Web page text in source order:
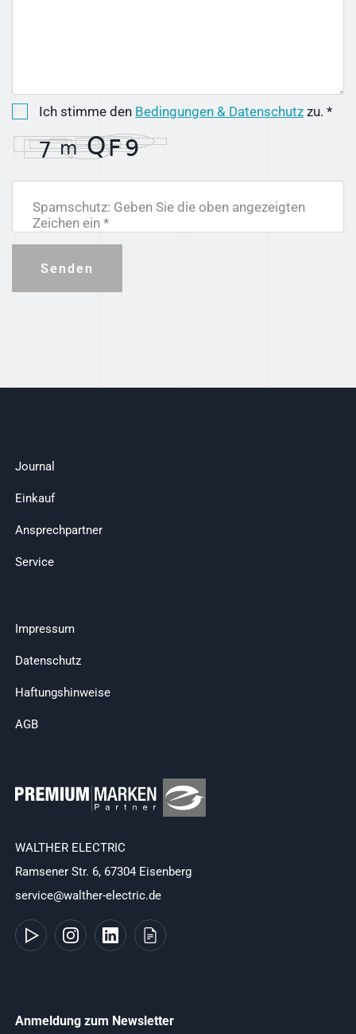
Ich stimme den Bedingungen & Datenschutz zu. *
Spamschutz: Geben Sie die oben angezeigten
Zeichen ein *
Senden
Journal
Einkauf
Ansprechpartner
Service
Impressum
Datenschutz
Haftungshinweise
AGB
WALTHER ELECTRIC
Ramsener Str. 6, 67304 Eisenberg
service@walther-electric.de
Anmeldung zum Newsletter